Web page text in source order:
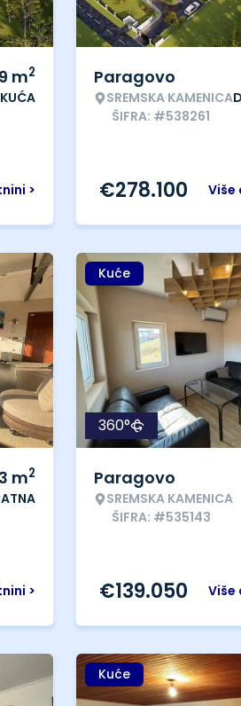
m2
>
Paragovo
SREMSKA KAMENICA
ŠIFRA: #538261
Više
€278.100
m2
>
Kuće
360°
Paragovo
SREMSKA KAMENICA
ŠIFRA: #535143
Više
€139.050
Kuće